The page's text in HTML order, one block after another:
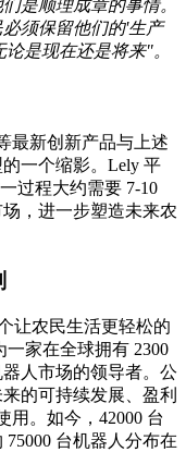
是顺理成章的事情。
须保留他们的'生产
是现在还是将来"。
最新创新产品与上述
一个缩影。Lely 平
过程大约需要 7-10
，进一步塑造未来农
让农民生活更轻松的
家在全球拥有 2300
人市场的领导者。公
的可持续发展、盈利
用。如今，42000 台
台机器人分布在